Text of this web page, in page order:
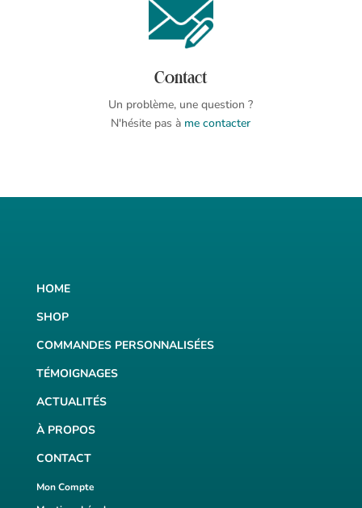
Contact
Un problème, une question ?
N'hésite pas à me contacter
HOME
SHOP
COMMANDES PERSONNALISÉES
TÉMOIGNAGES
ACTUALITÉS
À PROPOS
CONTACT
Mon Compte